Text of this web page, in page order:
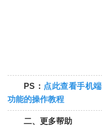
PS： 点此查看手机端
功能的操作教程
二、更多帮助